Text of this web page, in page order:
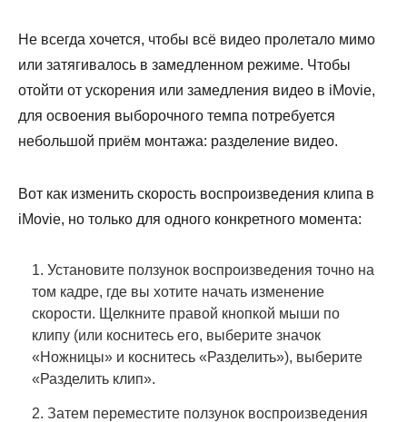
Не всегда хочется, чтобы всё видео пролетало мимо
или затягивалось в замедленном режиме. Чтобы
отойти от ускорения или замедления видео в iMovie,
для освоения выборочного темпа потребуется
небольшой приём монтажа: разделение видео.
Вот как изменить скорость воспроизведения клипа в
iMovie, но только для одного конкретного момента:
1. Установите ползунок воспроизведения точно на
том кадре, где вы хотите начать изменение
скорости. Щелкните правой кнопкой мыши по
клипу (или коснитесь его, выберите значок
«Ножницы» и коснитесь «Разделить»), выберите
«Разделить клип».
2. Затем переместите ползунок воспроизведения